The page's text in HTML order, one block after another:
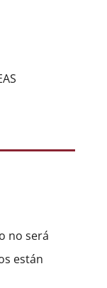
no será
están